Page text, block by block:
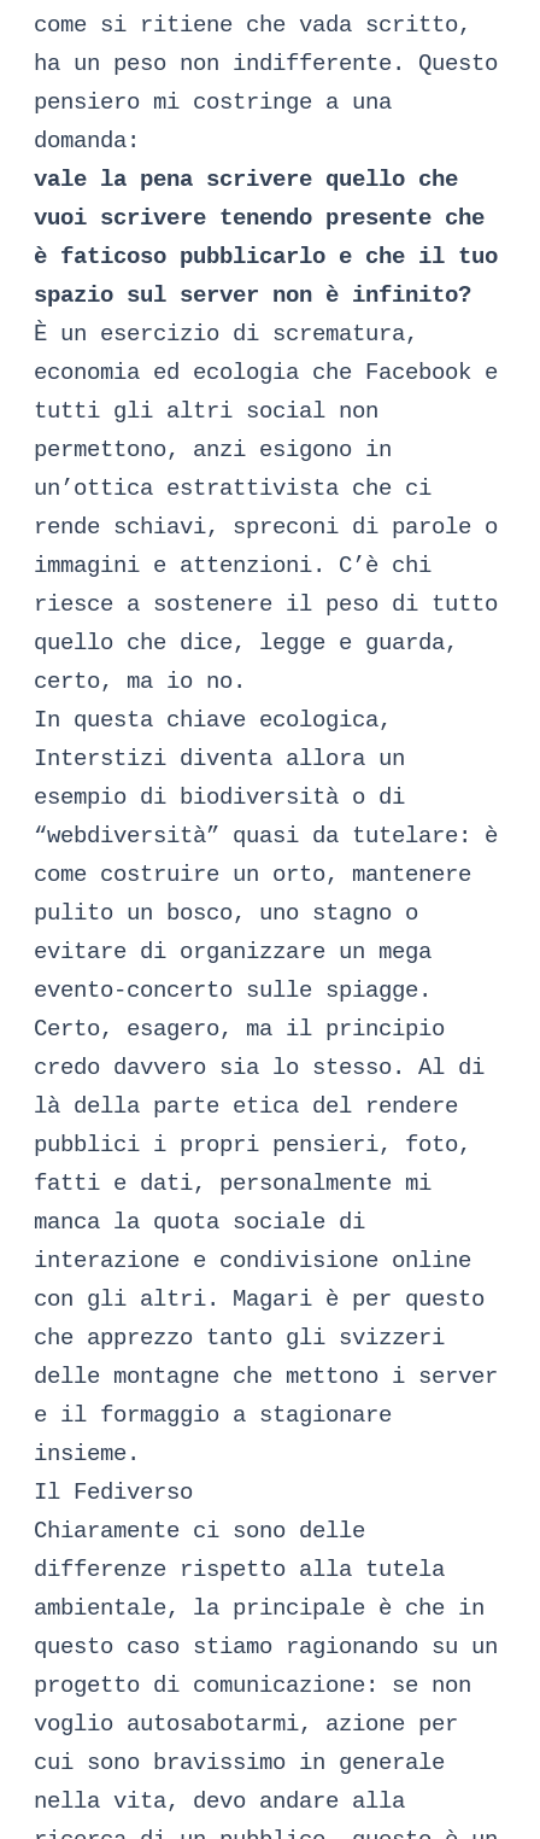
come si ritiene che vada scritto,
ha un peso non indifferente. Questo
pensiero mi costringe a una
domanda:
vale la pena scrivere quello che
vuoi scrivere tenendo presente che
è faticoso pubblicarlo e che il tuo
spazio sul server non è infinito?
È un esercizio di scrematura,
economia ed ecologia che Facebook e
tutti gli altri social non
permettono, anzi esigono in
un’ottica estrattivista che ci
rende schiavi, spreconi di parole o
immagini e attenzioni. C’è chi
riesce a sostenere il peso di tutto
quello che dice, legge e guarda,
certo, ma io no.
In questa chiave ecologica,
Interstizi diventa allora un
esempio di biodiversità o di
“webdiversità” quasi da tutelare: è
come costruire un orto, mantenere
pulito un bosco, uno stagno o
evitare di organizzare un mega
evento-concerto sulle spiagge.
Certo, esagero, ma il principio
credo davvero sia lo stesso. Al di
là della parte etica del rendere
pubblici i propri pensieri, foto,
fatti e dati, personalmente mi
manca la quota sociale di
interazione e condivisione online
con gli altri. Magari è per questo
che apprezzo tanto gli svizzeri
delle montagne che mettono i server
e il formaggio a stagionare
insieme.
Il Fediverso
Chiaramente ci sono delle
differenze rispetto alla tutela
ambientale, la principale è che in
questo caso stiamo ragionando su un
progetto di comunicazione: se non
voglio autosabotarmi, azione per
cui sono bravissimo in generale
nella vita, devo andare alla